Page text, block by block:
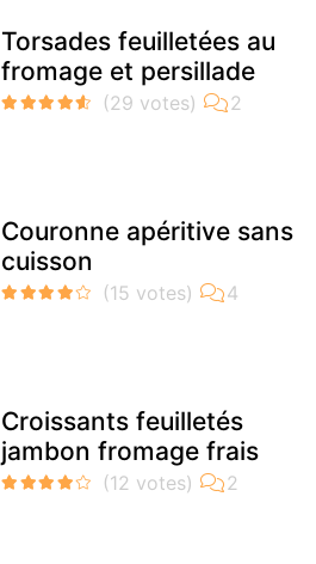
Torsades feuilletées au
fromage et persillade
Couronne apéritive sans
cuisson
Croissants feuilletés
jambon fromage frais